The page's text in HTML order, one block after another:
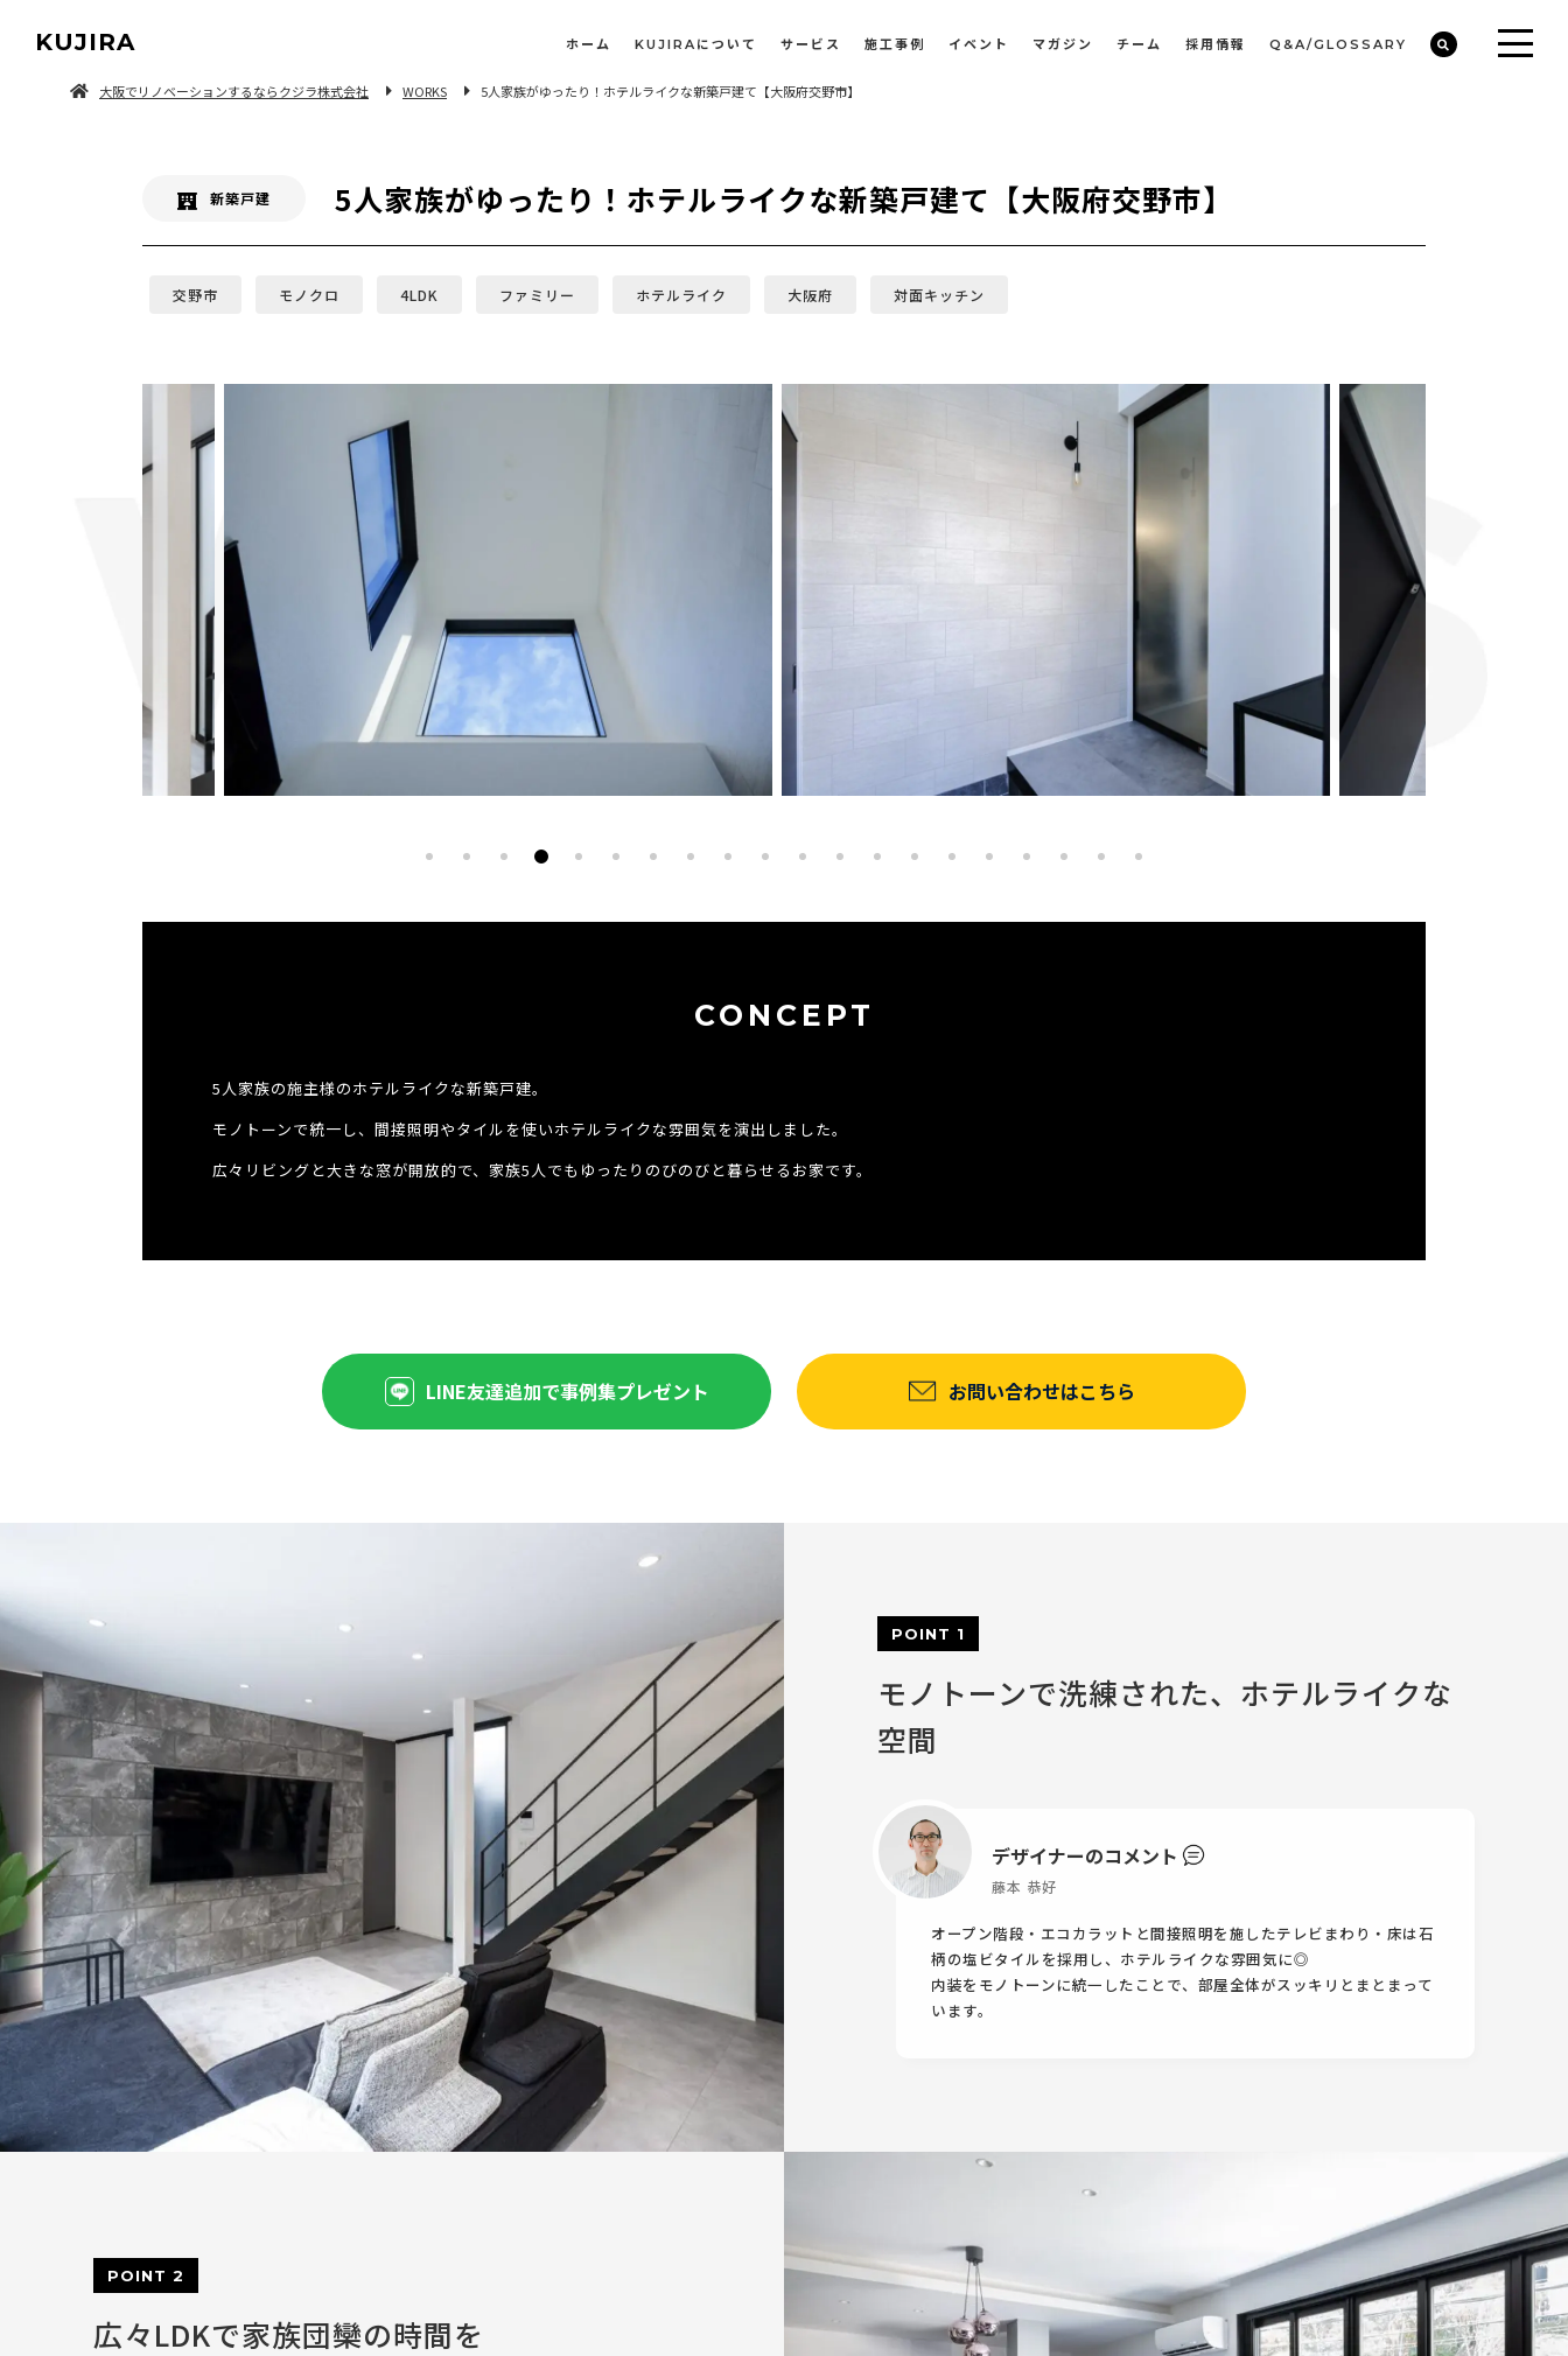
KUJIRA ホーム KUJIRAについて サービス 施工事例 イベント マガジン チーム 採用情報 Q&A/GLOSSARY
大阪でリノベーションするならクジラ株式会社 WORKS 5人家族がゆったり！ホテルライクな新築戸建て【大阪府交野市】
新築戸建 5人家族がゆったり！ホテルライクな新築戸建て【大阪府交野市】
交野市 モノクロ 4LDK ファミリー ホテルライク 大阪府 対面キッチン
CONCEPT
5人家族の施主様のホテルライクな新築戸建。
モノトーンで統一し、間接照明やタイルを使いホテルライクな雰囲気を演出しました。
広々リビングと大きな窓が開放的で、家族5人でもゆったりのびのびと暮らせるお家です。
LINE友達追加で事例集プレゼント お問い合わせはこちら
POINT 1
モノトーンで洗練された、ホテルライクな
空間
デザイナーのコメント
藤本 恭好
オープン階段・エコカラットと間接照明を施したテレビまわり・床は石
柄の塩ビタイルを採用し、ホテルライクな雰囲気に◎
内装をモノトーンに統一したことで、部屋全体がスッキリとまとまって
います。
POINT 2
広々LDKで家族団欒の時間を